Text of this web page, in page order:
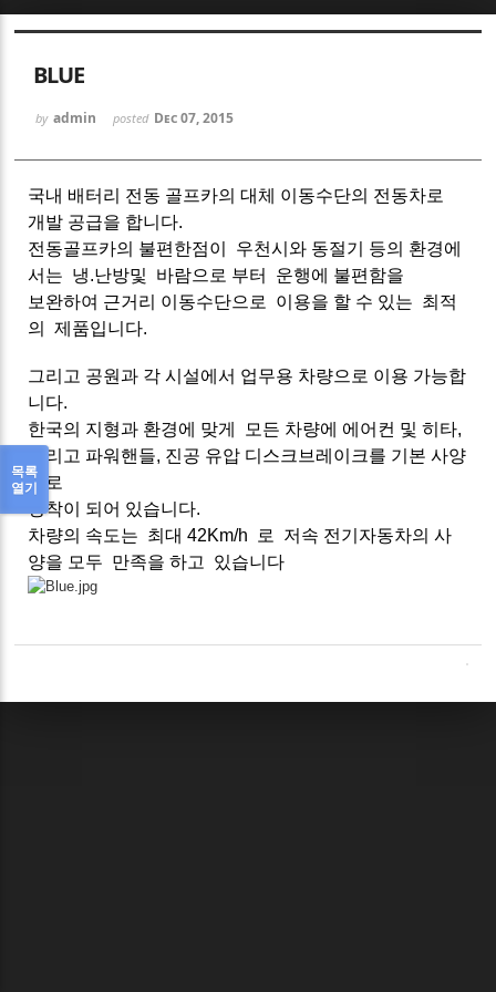
BLUE
by admin posted Dec 07, 2015
국내 배터리 전동 골프카의 대체 이동수단의 전동차로
개발 공급을 합니다.
전동골프카의 불편한점이 우천시와 동절기 등의 환경에
서는 냉.난방및 바람으로 부터 운행에 불편함을
보완하여 근거리 이동수단으로 이용을 할 수 있는 최적
의 제품입니다.
그리고 공원과 각 시설에서 업무용 차량으로 이용 가능합
니다.
한국의 지형과 환경에 맞게 모든 차량에 에어컨 및 히타,
그리고 파워핸들, 진공 유압 디스크브레이크를 기본 사양
으로
장착이 되어 있습니다.
차량의 속도는 최대 42Km/h 로 저속 전기자동차의 사
양을 모두 만족을 하고 있습니다
목록
열기
Sketchbook5, 스케치북5
Sketchbook5, 스케치북5